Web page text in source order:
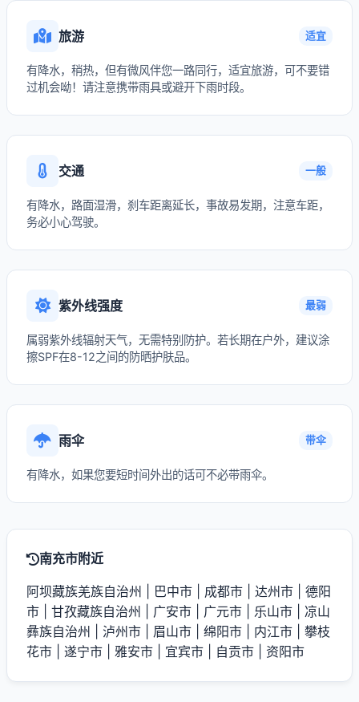
旅游 适宜
有降水，稍热，但有微风伴您一路同行，适宜旅游，可不要错
过机会呦！请注意携带雨具或避开下雨时段。
交通 一般
有降水，路面湿滑，刹车距离延长，事故易发期，注意车距，
务必小心驾驶。
紫外线强度 最弱
属弱紫外线辐射天气，无需特别防护。若长期在户外，建议涂
擦SPF在8-12之间的防晒护肤品。
雨伞 带伞
有降水，如果您要短时间外出的话可不必带雨伞。
南充市附近
阿坝藏族羌族自治州 巴中市 成都市 达州市
德阳
市
甘孜藏族自治州 广安市 广元市 乐山市
凉山
彝族自治州
泸州市 眉山市 绵阳市 内江市
攀枝
花市
遂宁市 雅安市 宜宾市 自贡市 资阳市